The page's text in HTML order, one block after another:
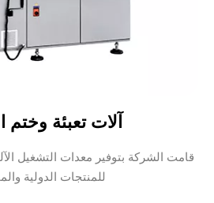
آلات تعبئة وختم
قامت الشركة بتوفير معدات التشغيل
للمنتجات الدولية